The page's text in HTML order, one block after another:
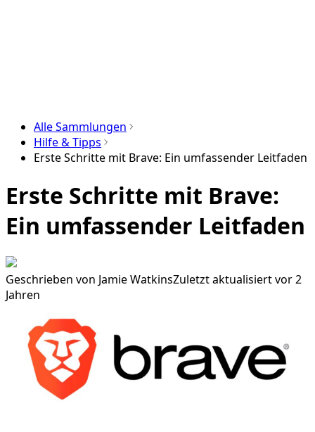
Alle Sammlungen
Hilfe & Tipps
Erste Schritte mit Brave: Ein umfassender Leitfaden
Erste Schritte mit Brave:
Ein umfassender Leitfaden
Geschrieben von Jamie WatkinsZuletzt aktualisiert vor 2
Jahren